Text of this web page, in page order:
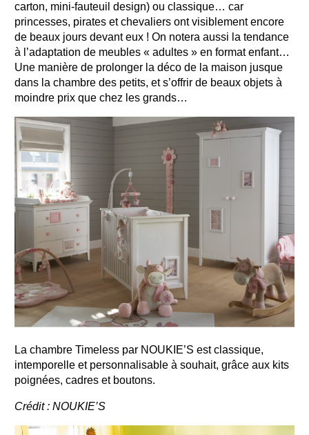
carton, mini-fauteuil design) ou classique… car
princesses, pirates et chevaliers ont visiblement encore
de beaux jours devant eux ! On notera aussi la tendance
à l’adaptation de meubles « adultes » en format enfant…
Une manière de prolonger la déco de la maison jusque
dans la chambre des petits, et s’offrir de beaux objets à
moindre prix que chez les grands…
La chambre Timeless par NOUKIE’S est classique,
intemporelle et personnalisable à souhait, grâce aux kits
poignées, cadres et boutons.
Crédit : NOUKIE’S